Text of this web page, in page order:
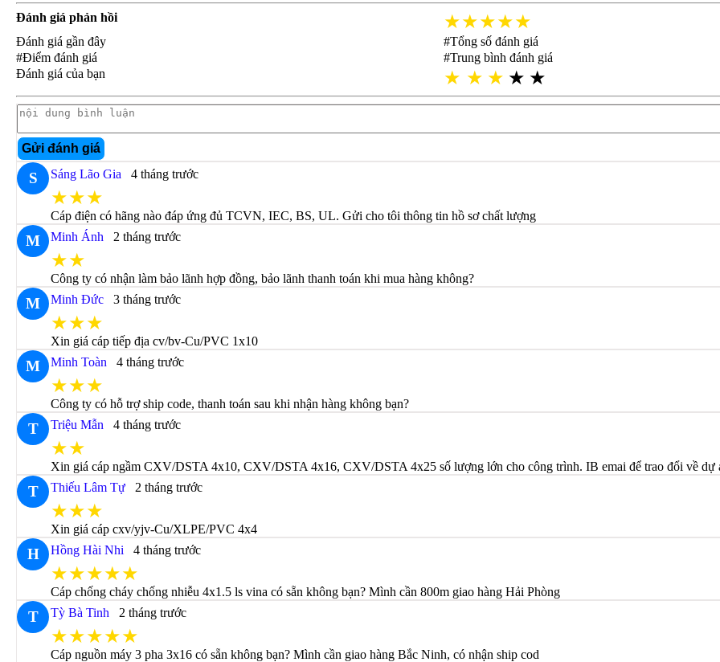
Đánh giá phản hồi ★★★★★
Đánh giá gần đây
#Tổng số đánh giá
#Điểm đánh giá
#Trung bình đánh giá
Đánh giá của bạn
★ ★ ★ ★ ★
Gửi đánh giá
S Sáng Lão Gia 4 tháng trước
★★★
Cáp điện có hãng nào đáp ứng đủ TCVN, IEC, BS, UL. Gửi cho tôi thông tin hồ sơ chất lượng
M Minh Ánh 2 tháng trước
★★
Công ty có nhận làm bảo lãnh hợp đồng, bảo lãnh thanh toán khi mua hàng không?
M Minh Đức 3 tháng trước
★★★
Xin giá cáp tiếp địa cv/bv-Cu/PVC 1x10
M Minh Toàn 4 tháng trước
★★★
Công ty có hỗ trợ ship code, thanh toán sau khi nhận hàng không bạn?
T Triệu Mẫn 4 tháng trước
★★
Xin giá cáp ngầm CXV/DSTA 4x10, CXV/DSTA 4x16, CXV/DSTA 4x25 số lượng lớn cho công trình. IB emai để trao đổi về dự
T Thiếu Lâm Tự 2 tháng trước
★★★
Xin giá cáp cxv/yjv-Cu/XLPE/PVC 4x4
H Hồng Hài Nhi 4 tháng trước
★★★★★
Cáp chống cháy chống nhiễu 4x1.5 ls vina có sẵn không bạn? Mình cần 800m giao hàng Hải Phòng
T Tỳ Bà Tinh 2 tháng trước
★★★★★
Cáp nguồn máy 3 pha 3x16 có sẵn không bạn? Mình cần giao hàng Bắc Ninh, có nhận ship cod